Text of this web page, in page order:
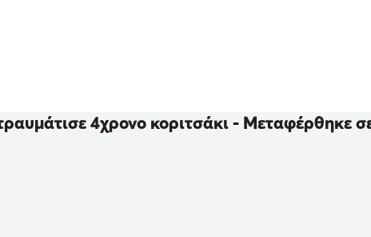
4χρονο κοριτσάκι - Μεταφέρθηκε